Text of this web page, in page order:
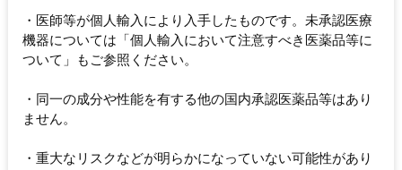
・医師等が個人輸入により入手したものです。未承認医療
機器については「個人輸入において注意すべき医薬品等に
ついて」もご参照ください。
・同一の成分や性能を有する他の国内承認医薬品等はあり
ません。
・重大なリスクなどが明らかになっていない可能性があり